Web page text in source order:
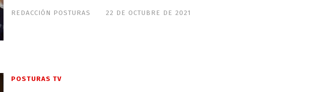
REDACCIÓN POSTURAS 22 DE OCTUBRE DE 2021
POSTURAS TV